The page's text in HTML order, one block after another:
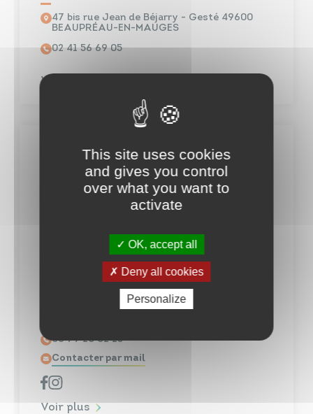
47 bis rue Jean de Béjarry - Gesté 49600
BEAUPRÉAU-EN-MAUGES
02 41 56 69 05
Voir plus
Au fil d'aiguilles
13 rue Notre Dame - Beaupréau 49600
06 79 20 02 25
Contacter par mail
Voir plus
This site uses cookies
and gives you control
over what you want to
activate
OK, accept all
Deny all cookies
Personalize